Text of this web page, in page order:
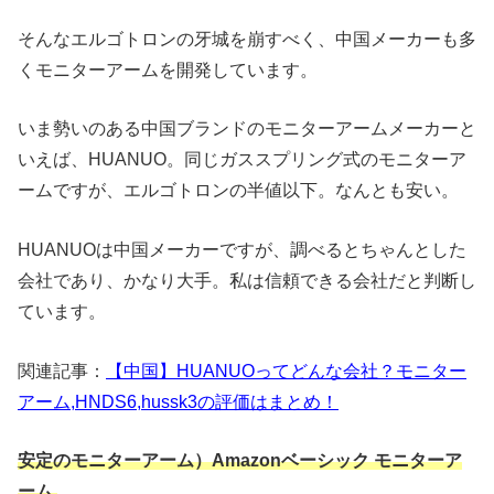
そんなエルゴトロンの牙城を崩すべく、中国メーカーも多
くモニターアームを開発しています。
いま勢いのある中国ブランドのモニターアームメーカーと
いえば、HUANUO。同じガススプリング式のモニターア
ームですが、エルゴトロンの半値以下。なんとも安い。
HUANUOは中国メーカーですが、調べるとちゃんとした
会社であり、かなり大手。私は信頼できる会社だと判断し
ています。
関連記事：
【中国】HUANUOってどんな会社？モニター
アーム,HNDS6,hussk3の評価はまとめ！
安定のモニターアーム）Amazonベーシック モニターア